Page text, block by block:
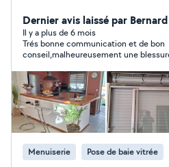
porte-fenêtre, toile de stores) Je travaille dans la
peinture depuis maintenant
compétences sont : - Peinture
matériaux ( ameublement, fer
peinture complète (
Possédant aussi un
jardinage, je serai apte à
demandes ( débroussailler et
Dernier avis laissé par
Il y a plus de 6 mois
Trés bonne communication et de bon
conseil,malheureusement une
Menuiserie Pose de baie vitrée